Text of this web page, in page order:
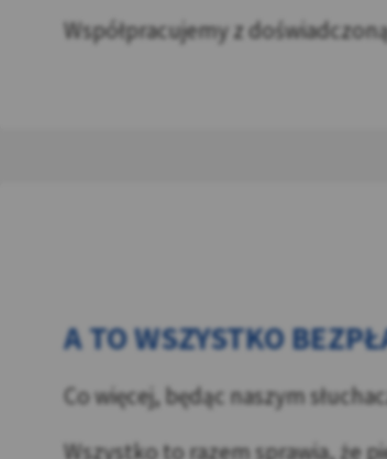
Współpracujemy z
A TO WSZYSTKO
Co więcej, będąc naszym
Wszystko to razem sprawia, że